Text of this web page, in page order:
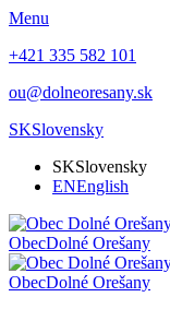
Menu
+421 335 582 101
ou@dolneoresany.sk
SKSlovensky
SKSlovensky
ENEnglish
ObecDolné Orešany
ObecDolné Orešany